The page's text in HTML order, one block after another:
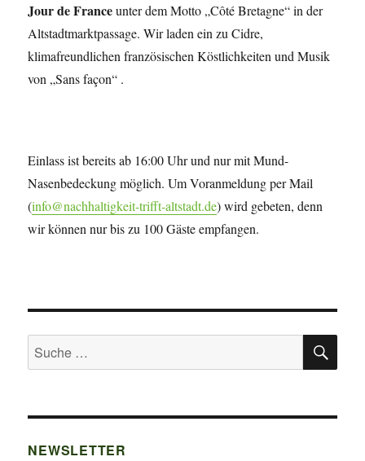
Jour de Franceunter dem Motto „Côté Bretagne“ in der
Altstadtmarktpassage. Wir laden ein zu Cidre,
klimafreundlichen französischen Köstlichkeiten und Musik
von „Sans façon“ .
Einlass ist bereits ab 16:00 Uhr und nur mit Mund-
Nasenbedeckung möglich. Um Voranmeldung per Mail
(info@nachhaltigkeit-trifft-altstadt.de) wird gebeten, denn
wir können nur bis zu 100 Gäste empfangen.
Suche
nach:
NEWSLETTER